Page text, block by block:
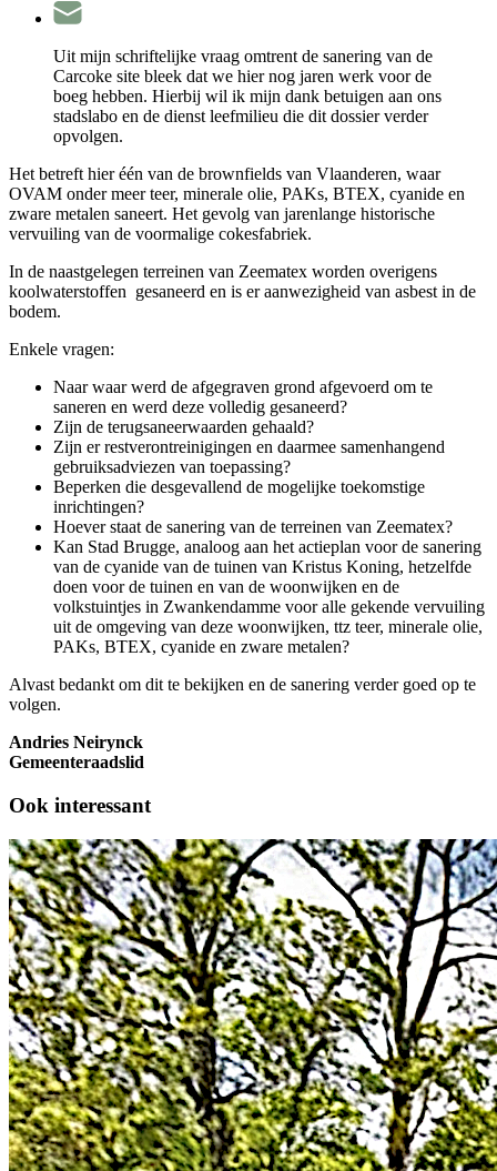
Uit mijn schriftelijke vraag omtrent de sanering van de
Carcoke site bleek dat we hier nog jaren werk voor de
boeg hebben. Hierbij wil ik mijn dank betuigen aan ons
stadslabo en de dienst leefmilieu die dit dossier verder
opvolgen.
Het betreft hier één van de brownfields van Vlaanderen, waar
OVAM onder meer teer, minerale olie, PAKs, BTEX, cyanide en
zware metalen saneert. Het gevolg van jarenlange historische
vervuiling van de voormalige cokesfabriek.
In de naastgelegen terreinen van Zeematex worden overigens
koolwaterstoffen gesaneerd en is er aanwezigheid van asbest in de
bodem.
Enkele vragen:
Naar waar werd de afgegraven grond afgevoerd om te
saneren en werd deze volledig gesaneerd?
Zijn de terugsaneerwaarden gehaald?
Zijn er restverontreinigingen en daarmee samenhangend
gebruiksadviezen van toepassing?
Beperken die desgevallend de mogelijke toekomstige
inrichtingen?
Hoever staat de sanering van de terreinen van Zeematex?
Kan Stad Brugge, analoog aan het actieplan voor de sanering
van de cyanide van de tuinen van Kristus Koning, hetzelfde
doen voor de tuinen en van de woonwijken en de
volkstuintjes in Zwankendamme voor alle gekende vervuiling
uit de omgeving van deze woonwijken, ttz teer, minerale olie,
PAKs, BTEX, cyanide en zware metalen?
Alvast bedankt om dit te bekijken en de sanering verder goed op te
volgen.
Andries Neirynck
Gemeenteraadslid
Ook interessant